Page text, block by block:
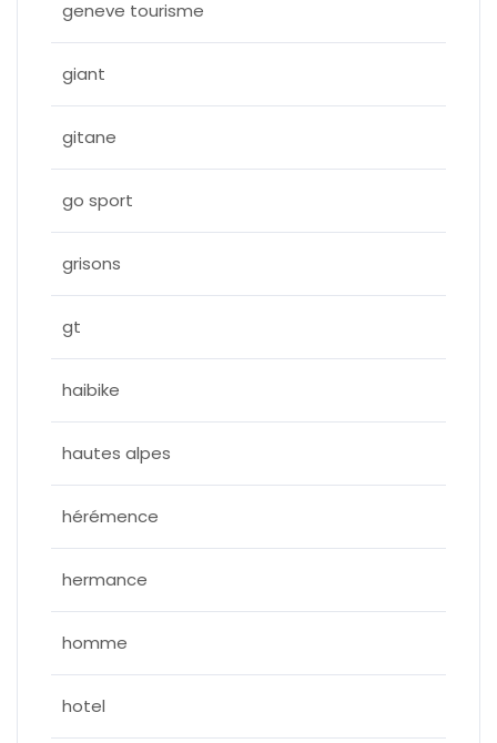
geneve tourisme
giant
gitane
go sport
grisons
gt
haibike
hautes alpes
hérémence
hermance
homme
hotel